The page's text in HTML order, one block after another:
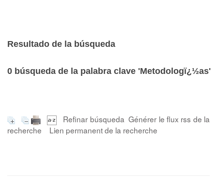
Resultado de la búsqueda
0 búsqueda de la palabra clave 'Metodologï¿½as'
Refinar búsqueda Générer le flux rss de la
recherche
Lien permanent de la recherche